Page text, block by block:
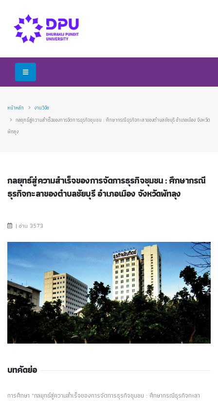
หน้าหลัก
งานวิจัย
กลยุทธ์สู่ความสำเร็จของการจัดการธุรกิจชุมชน : ศึกษากรณีธุรกิจกะลาของตำบลชัยบุรี อำเภอเมือง จังหวัด
พัทลุง
กลยุทธ์สู่ความสำเร็จของการจัดการธุรกิจชุมชน : ศึกษากรณี
ธุรกิจกะลาของตำบลชัยบุรี อำเภอเมือง จังหวัดพัทลุง
| อ่าน 3573
บทคัดย่อ
การศึกษา “กลยุทธ์สู่ความสำเร็จของการจัดการธุรกิจชุมชน : ศึกษากรณีธุรกิจกะลา